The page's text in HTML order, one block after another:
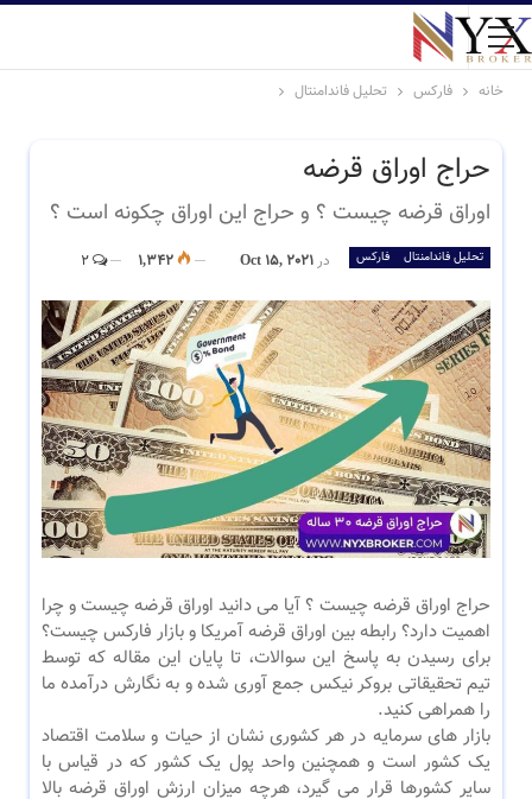
خانه فارکس تحلیل فاندامنتال
حراج اوراق قرضه
اوراق قرضه چیست ؟ و حراج این اوراق چکونه است ؟
تحلیل فاندامنتال فارکس در Oct 15, 2021
1,342
حراج اوراق قرضه چیست ؟ آیا می دانید اوراق قرضه چیست و چرا
اهمیت دارد؟ رابطه بین اوراق قرضه آمریکا و بازار فارکس چیست؟
برای رسیدن به پاسخ این سوالات، تا پایان این مقاله که توسط
تیم تحقیقاتی بروکر نیکس جمع آوری شده و به نگارش درآمده ما
را همراهی کنید.
بازار های سرمایه در هر کشوری نشان از حیات و سلامت اقتصاد
یک کشور است و همچنین واحد پول یک کشور که در قیاس با
سایر کشورها قرار می گیرد، هرچه میزان ارزش اوراق قرضه بالا